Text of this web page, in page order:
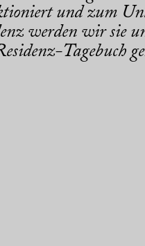
und zum
werden wir sie
Tagebuch